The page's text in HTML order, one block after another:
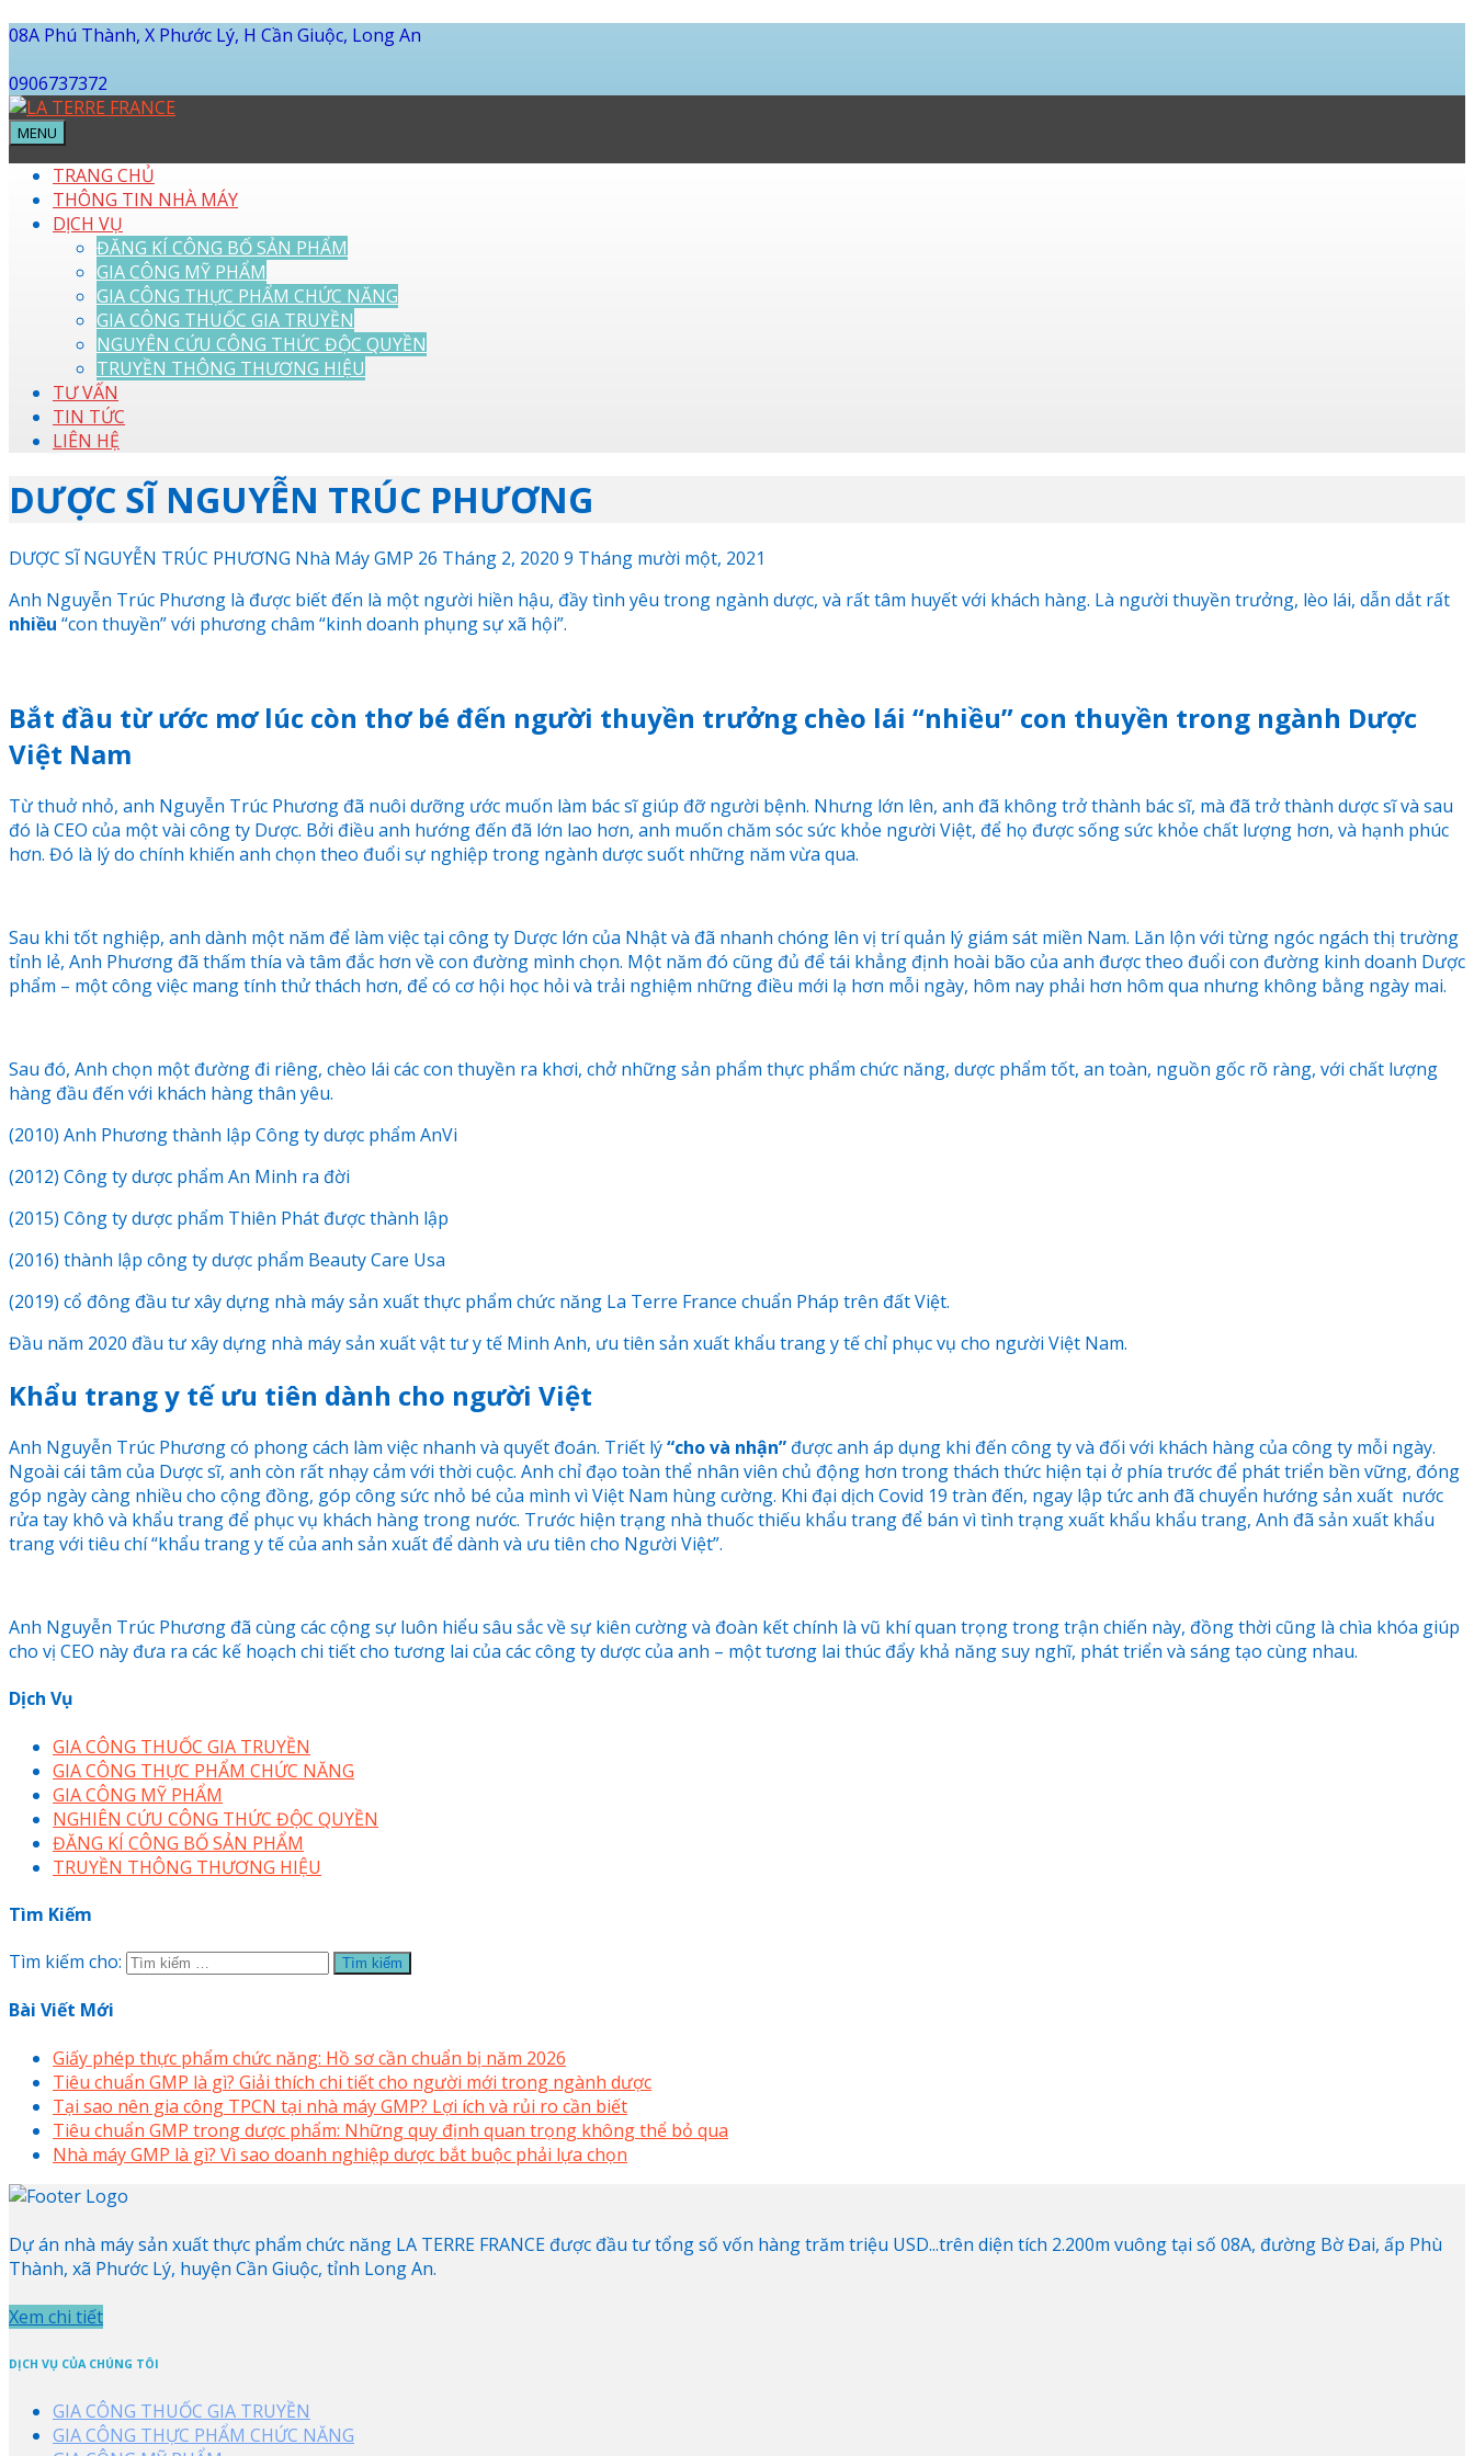
08A Phú Thành, X Phước Lý, H Cần Giuộc, Long An
0906737372
MENU
TRANG CHỦ
THÔNG TIN NHÀ MÁY
DỊCH VỤ
ĐĂNG KÍ CÔNG BỐ SẢN PHẨM
GIA CÔNG MỸ PHẨM
GIA CÔNG THỰC PHẨM CHỨC NĂNG
GIA CÔNG THUỐC GIA TRUYỀN
NGUYÊN CỨU CÔNG THỨC ĐỘC QUYỀN
TRUYỀN THÔNG THƯƠNG HIỆU
TƯ VẤN
TIN TỨC
LIÊN HỆ
DƯỢC SĨ NGUYỄN TRÚC PHƯƠNG
DƯỢC SĨ NGUYỄN TRÚC PHƯƠNG Nhà Máy GMP 26 Tháng 2, 2020 9 Tháng mười một, 2021
Anh Nguyễn Trúc Phương là được biết đến là một người hiền hậu, đầy tình yêu trong ngành dược, và rất tâm huyết với khách hàng. Là người thuyền trưởng, lèo lái, dẫn dắt rất
nhiều “con thuyền” với phương châm “kinh doanh phụng sự xã hội”.
Bắt đầu từ ước mơ lúc còn thơ bé đến người thuyền trưởng chèo lái “nhiều” con thuyền trong ngành Dược
Việt Nam
Từ thuở nhỏ, anh Nguyễn Trúc Phương đã nuôi dưỡng ước muốn làm bác sĩ giúp đỡ người bệnh. Nhưng lớn lên, anh đã không trở thành bác sĩ, mà đã trở thành dược sĩ và sau
đó là CEO của một vài công ty Dược. Bởi điều anh hướng đến đã lớn lao hơn, anh muốn chăm sóc sức khỏe người Việt, để họ được sống sức khỏe chất lượng hơn, và hạnh phúc
hơn. Đó là lý do chính khiến anh chọn theo đuổi sự nghiệp trong ngành dược suốt những năm vừa qua.
Sau khi tốt nghiệp, anh dành một năm để làm việc tại công ty Dược lớn của Nhật và đã nhanh chóng lên vị trí quản lý giám sát miền Nam. Lăn lộn với từng ngóc ngách thị trường
tỉnh lẻ, Anh Phương đã thấm thía và tâm đắc hơn về con đường mình chọn. Một năm đó cũng đủ để tái khẳng định hoài bão của anh được theo đuổi con đường kinh doanh Dược
phẩm – một công việc mang tính thử thách hơn, để có cơ hội học hỏi và trải nghiệm những điều mới lạ hơn mỗi ngày, hôm nay phải hơn hôm qua nhưng không bằng ngày mai.
Sau đó, Anh chọn một đường đi riêng, chèo lái các con thuyền ra khơi, chở những sản phẩm thực phẩm chức năng, dược phẩm tốt, an toàn, nguồn gốc rõ ràng, với chất lượng
hàng đầu đến với khách hàng thân yêu.
(2010) Anh Phương thành lập Công ty dược phẩm AnVi
(2012) Công ty dược phẩm An Minh ra đời
(2015) Công ty dược phẩm Thiên Phát được thành lập
(2016) thành lập công ty dược phẩm Beauty Care Usa
(2019) cổ đông đầu tư xây dựng nhà máy sản xuất thực phẩm chức năng La Terre France chuẩn Pháp trên đất Việt.
Đầu năm 2020 đầu tư xây dựng nhà máy sản xuất vật tư y tế Minh Anh, ưu tiên sản xuất khẩu trang y tế chỉ phục vụ cho người Việt Nam.
Khẩu trang y tế ưu tiên dành cho người Việt
Anh Nguyễn Trúc Phương có phong cách làm việc nhanh và quyết đoán. Triết lý“cho và nhận” được anh áp dụng khi đến công ty và đối với khách hàng của công ty mỗi ngày.
Ngoài cái tâm của Dược sĩ, anh còn rất nhạy cảm với thời cuộc. Anh chỉ đạo toàn thể nhân viên chủ động hơn trong thách thức hiện tại ở phía trước để phát triển bền vững, đóng
góp ngày càng nhiều cho cộng đồng, góp công sức nhỏ bé của mình vì Việt Nam hùng cường. Khi đại dịch Covid 19 tràn đến, ngay lập tức anh đã chuyển hướng sản xuất nước
rửa tay khô và khẩu trang để phục vụ khách hàng trong nước. Trước hiện trạng nhà thuốc thiếu khẩu trang để bán vì tình trạng xuất khẩu khẩu trang, Anh đã sản xuất khẩu
trang với tiêu chí “khẩu trang y tế của anh sản xuất để dành và ưu tiên cho Người Việt”.
Anh Nguyễn Trúc Phương đã cùng các cộng sự luôn hiểu sâu sắc về sự kiên cường và đoàn kết chính là vũ khí quan trọng trong trận chiến này, đồng thời cũng là chìa khóa giúp
cho vị CEO này đưa ra các kế hoạch chi tiết cho tương lai của các công ty dược của anh – một tương lai thúc đẩy khả năng suy nghĩ, phát triển và sáng tạo cùng nhau.
Dịch Vụ
GIA CÔNG THUỐC GIA TRUYỀN
GIA CÔNG THỰC PHẨM CHỨC NĂNG
GIA CÔNG MỸ PHẨM
NGHIÊN CỨU CÔNG THỨC ĐỘC QUYỀN
ĐĂNG KÍ CÔNG BỐ SẢN PHẨM
TRUYỀN THÔNG THƯƠNG HIỆU
Tìm Kiếm
Tìm kiếm cho:
Bài Viết Mới
Giấy phép thực phẩm chức năng: Hồ sơ cần chuẩn bị năm 2026
Tiêu chuẩn GMP là gì? Giải thích chi tiết cho người mới trong ngành dược
Tại sao nên gia công TPCN tại nhà máy GMP? Lợi ích và rủi ro cần biết
Tiêu chuẩn GMP trong dược phẩm: Những quy định quan trọng không thể bỏ qua
Nhà máy GMP là gì? Vì sao doanh nghiệp dược bắt buộc phải lựa chọn
Dự án nhà máy sản xuất thực phẩm chức năng LA TERRE FRANCE được đầu tư tổng số vốn hàng trăm triệu USD...trên diện tích 2.200m vuông tại số 08A, đường Bờ Đai, ấp Phù
Thành, xã Phước Lý, huyện Cần Giuộc, tỉnh Long An.
Xem chi tiết
DỊCH VỤ CỦA CHÚNG TÔI
GIA CÔNG THUỐC GIA TRUYỀN
GIA CÔNG THỰC PHẨM CHỨC NĂNG